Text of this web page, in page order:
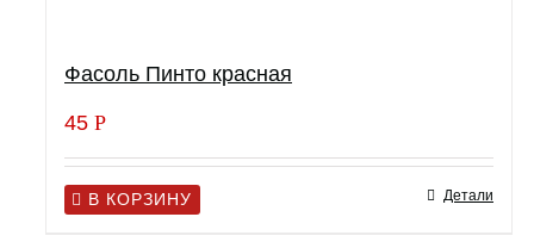
Фасоль Пинто красная
45 Р
В КОРЗИНУ Детали